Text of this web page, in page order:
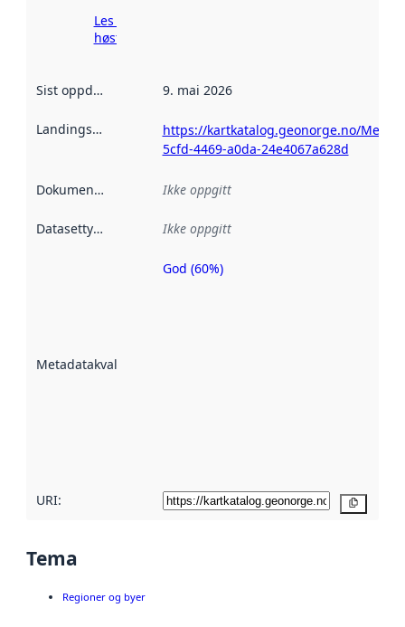
Les mer om
høsting her
Sist oppdatert 9. mai 2026
Landingsside
https://kartkatalog.geonorge.no/
5cfd-4469-a0da-24e4067a628d
Dokumentasjon Ikke oppgitt
Datasettype Ikke oppgitt
Metadatakvalitet
Metadatakvalitet
God (60%)
URI:
Tema
Regioner og byer